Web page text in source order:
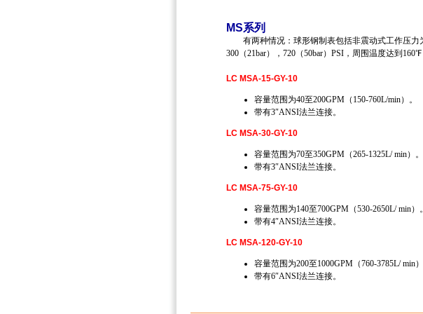
MS系列
有两种情况：球形钢制表包括非震动式工作压力
300（21bar），720（50bar）PSI，周围温度达到
LC MSA-15-GY-10
容量范围为40至200GPM（150-760L/min）。
带有3″ANSI法兰连接。
LC MSA-30-GY-10
容量范围为70至350GPM（265-1325L/ min）。
带有3″ANSI法兰连接。
LC MSA-75-GY-10
容量范围为140至700GPM（530-2650L/ min）。
带有4″ANSI法兰连接。
LC MSA-120-GY-10
容量范围为200至1000GPM（760-3785L/ min）
带有6″ANSI法兰连接。